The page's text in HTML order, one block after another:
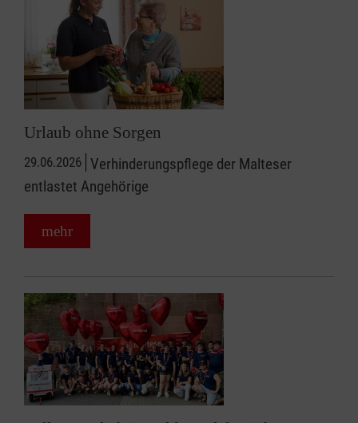
Urlaub ohne Sorgen
29.06.2026 Verhinderungspflege der Malteser
entlastet Angehörige
mehr